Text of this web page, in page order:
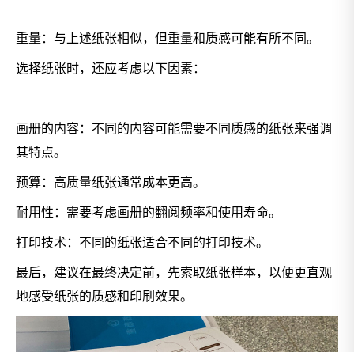
重量：与上述纸张相似，但重量和质感可能有所不同。
选择纸张时，还应考虑以下因素：
画册的内容：不同的内容可能需要不同质感的纸张来强调
其特点。
预算：高质量纸张通常成本更高。
耐用性：需要考虑画册的翻阅频率和使用寿命。
打印技术：不同的纸张适合不同的打印技术。
最后，建议在最终决定前，先索取纸张样本，以便更直观
地感受纸张的质感和印刷效果。